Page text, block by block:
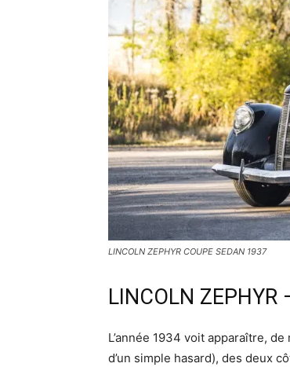
LINCOLN ZEPHYR COUPE SEDAN 1937
LINCOLN
L’année 1934 voit apparaître,
d’un simple hasard), des deux